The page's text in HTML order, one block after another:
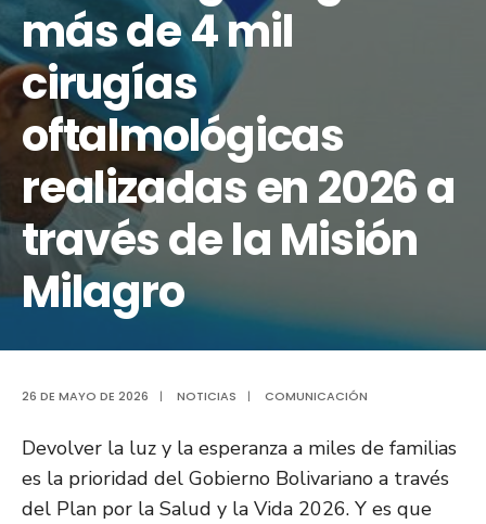
más de 4 mil
cirugías
oftalmológicas
realizadas en 2026 a
través de la Misión
Milagro
26 DE MAYO DE 2026 | NOTICIAS | COMUNICACIÓN
Devolver la luz y la esperanza a miles de familias
es la prioridad del Gobierno Bolivariano a través
del Plan por la Salud y la Vida 2026. Y es que